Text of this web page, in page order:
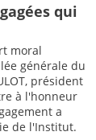
qui
moral
générale du
président
à l'honneur
a
de l'Institut.